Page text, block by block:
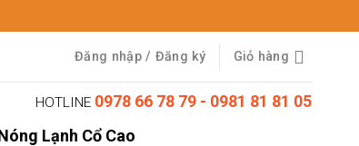
Đăng nhập / Đăng ký Giỏ hàng
HOTLINE 0978 66 78 79 - 0981 81 81 05
Lạnh Cổ Cao